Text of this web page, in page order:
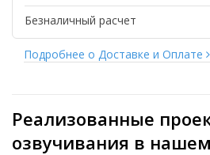
Безналичный расчет
Подробнее о Доставке и Оплате
Реализованные
озвучивания в